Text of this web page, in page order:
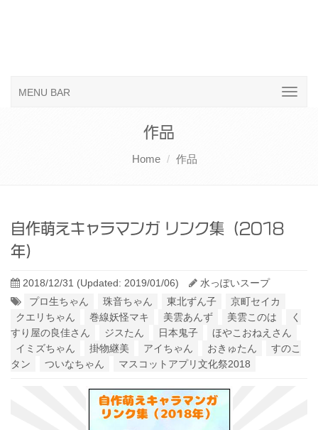
MENU BAR
作品
Home 作品
自作萌えキャラマンガ リンク集（2018
年）
2018/12/31 (Updated: 2019/01/06)
水っぽいスープ
プロ生ちゃん
珠音ちゃん 東北ずん子
京町セイカ
クエリちゃん
巻線妖怪マキ 美雲あんず 美雲このは
く
すり屋の良佳さん
ジスたん 日本鬼子
ほやこおねえさん
イミズちゃん
掛物継美 アイちゃん おきゅたん
すのこ
タン
ついなちゃん マスコットアプリ文化祭2018